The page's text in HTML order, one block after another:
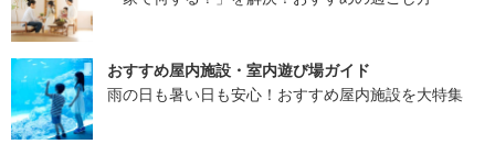
おすすめ屋内施設・室内遊び場ガイド
雨の日も暑い日も安心！おすすめ屋内施設を大特集